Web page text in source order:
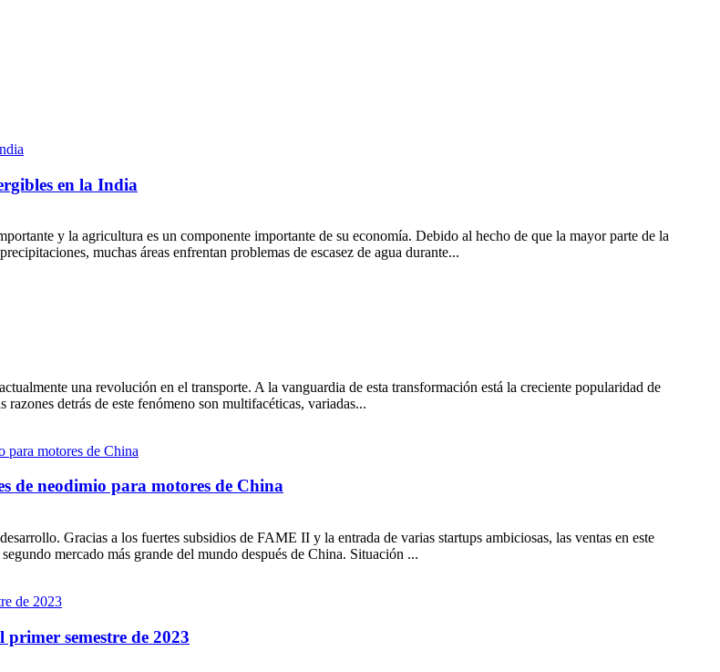
en la India
y la agricultura es un componente importante de su economía. Debido al hecho de que la mayor parte de la
muchas áreas enfrentan problemas de escasez de agua durante...
una revolución en el transporte. A la vanguardia de esta transformación está la creciente popularidad de
detrás de este fenómeno son multifacéticas, variadas...
de neodimio para motores de China
Gracias a los fuertes subsidios de FAME II y la entrada de varias startups ambiciosas, las ventas en este
mercado más grande del mundo después de China. Situación ...
semestre de 2023